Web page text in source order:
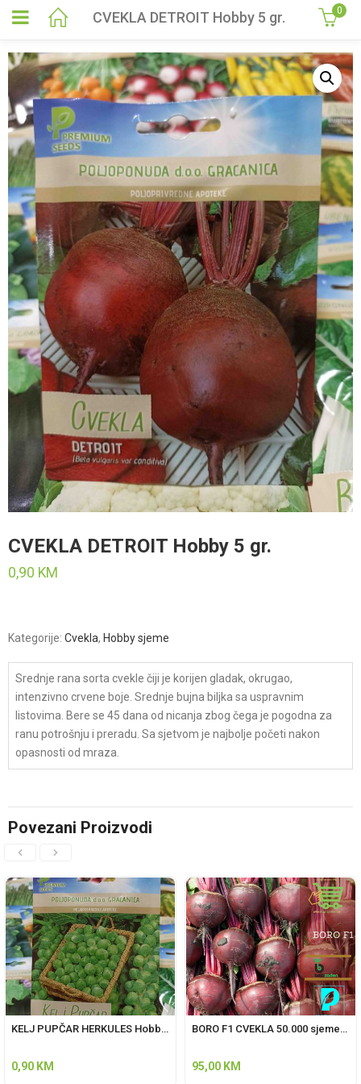
CVEKLA DETROIT Hobby 5 gr. 0
CVEKLA DETROIT Hobby 5 gr.
0,90 KM
Kategorije: Cvekla, Hobby sjeme
Srednje rana sorta cvekle čiji je korijen gladak, okrugao,
intenzivno crvene boje. Srednje bujna biljka sa uspravnim
listovima. Bere se 45 dana od nicanja zbog čega je pogodna za
ranu potrošnju i preradu. Sa sjetvom je najbolje početi nakon
opasnosti od mraza.
Povezani Proizvodi
KELJ PUPČAR HERKULES Hobby 5 gr.
0,90 KM
BORO F1 CVEKLA 50.000 sjemenki Bejo zaden
95,00 KM